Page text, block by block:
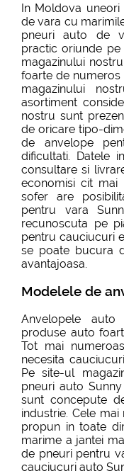
In Moldova
de vara cu
pneuri auto de
practic oriunde pe
magazinului
foarte de numeros
magazinului
asortiment
nostru sunt
de oricare tipo-
de anvelope
dificultati. Datele
consultare si
economisi cit mai
sofer are
pentru vara
recunoscuta pe
pentru cauciucuri
se poate bucura
avantajoasa.
Modelele de
Anvelopele
produse auto
Tot mai
necesita
Pe site-ul
pneuri auto
sunt concepute
industrie. Cele
propun in toate
marime a jantei
de pneuri pentru
cauciucuri auto